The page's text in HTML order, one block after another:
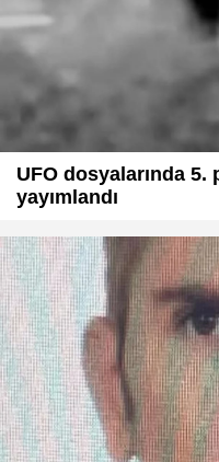
UFO dosyalarında
yayımlandı